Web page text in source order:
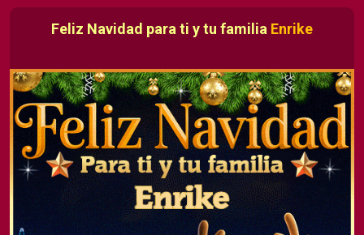
Feliz Navidad para ti y tu familia Enrike